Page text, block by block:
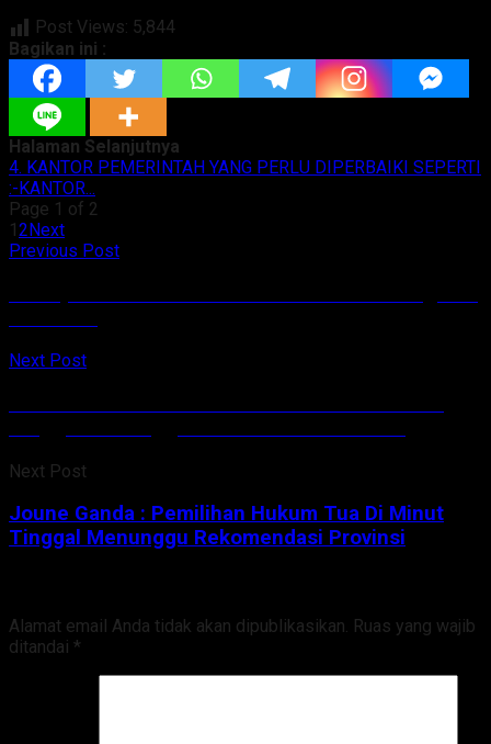
Post Views: 5,844
Bagikan ini :
Halaman Selanjutnya
4. KANTOR PEMERINTAH YANG PERLU DIPERBAIKI SEPERTI
:-KANTOR...
Page 1 of 2
12Next
Previous Post
Next Post
Next Post
Joune Ganda : Pemilihan Hukum Tua Di Minut
Tinggal Menunggu Rekomendasi Provinsi
Alamat email Anda tidak akan dipublikasikan. Ruas yang wajib
ditandai *